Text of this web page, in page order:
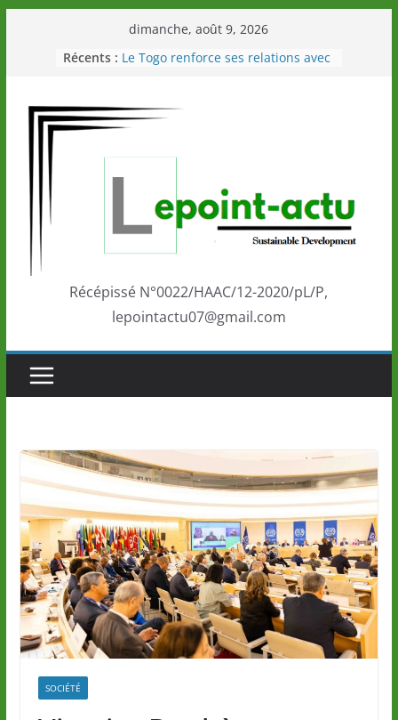
dimanche, août 9, 2026
Récents : Le Togo renforce ses relations avec
Éléphants en Côte d’Ivoire
LOTO DETENTE”, un nouveau tirage
marque de confiance au Togo sur
la scène internationale au-delà des
performances de ses athlètes
Togo: Que retenir de la politique
éducation et de l’ambition de
Récépissé N°0022/HAAC/12-2020/pL/P,
lepointactu07@gmail.com
SOCIÉTÉ